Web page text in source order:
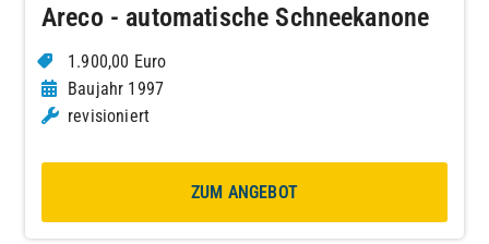
Areco - automatische Schneekanone
1.900,00 Euro
Baujahr 1997
revisioniert
ZUM ANGEBOT